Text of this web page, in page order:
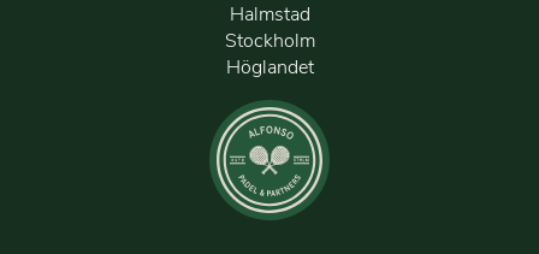
Halmstad
Stockholm
Höglandet